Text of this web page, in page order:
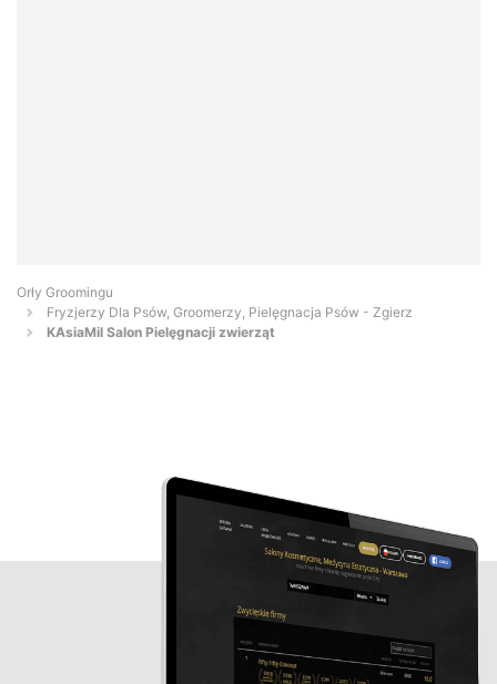
Orły Groomingu
Fryzjerzy Dla Psów, Groomerzy, Pielęgnacja Psów - Zgierz
KAsiaMil Salon Pielęgnacji zwierząt